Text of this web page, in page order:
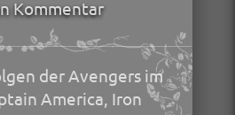
Kommentar
der Avengers im
America, Iron